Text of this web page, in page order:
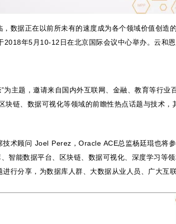
数据正在以前所未有的速度成为各个领域价值创造
2018年5月10-12日在北京国际会议中心举办。云和
”为主题，邀请来自国内外互联网、金融、教育等行业
块链、数据可视化等领域的前瞻性热点话题与技术
技术顾问 Joel Perez，Oracle ACE总监杨廷琨也将
智能数据平台、区块链、数据可视化、深度学习等
行分享，为数据库人群、大数据从业人员、广大互